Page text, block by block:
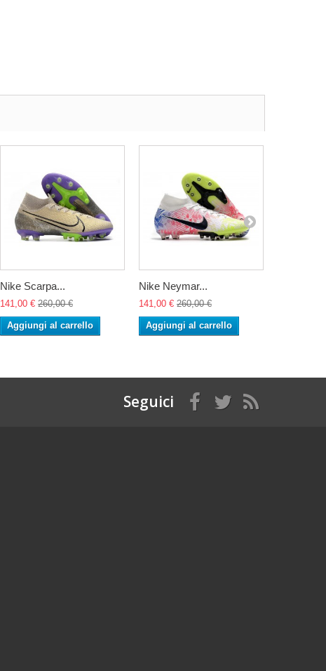
Nike Scarpa...
141,00 € 260,00 €
Aggiungi al carrello
Nike Neymar...
141,00 € 260,00 €
Aggiungi al carrello
Seguici